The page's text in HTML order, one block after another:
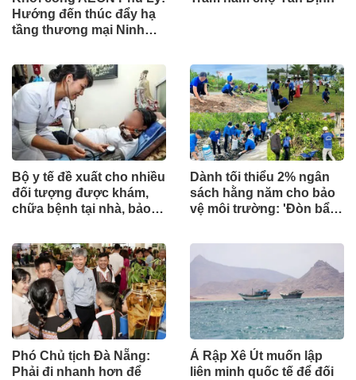
Hướng đến thúc đẩy hạ
tầng thương mại Ninh
Bộ y tế đề xuất cho nhiều
đối tượng được khám,
chữa bệnh tại nhà, bảo
Dành tối thiểu 2% ngân
sách hằng năm cho bảo
vệ môi trường: 'Đòn bẩy'
ngoặt quản trị hiện đại
Phó Chủ tịch Đà Nẵng:
Phải đi nhanh hơn để
Ả Rập Xê Út muốn lập
liên minh quốc tế để đối